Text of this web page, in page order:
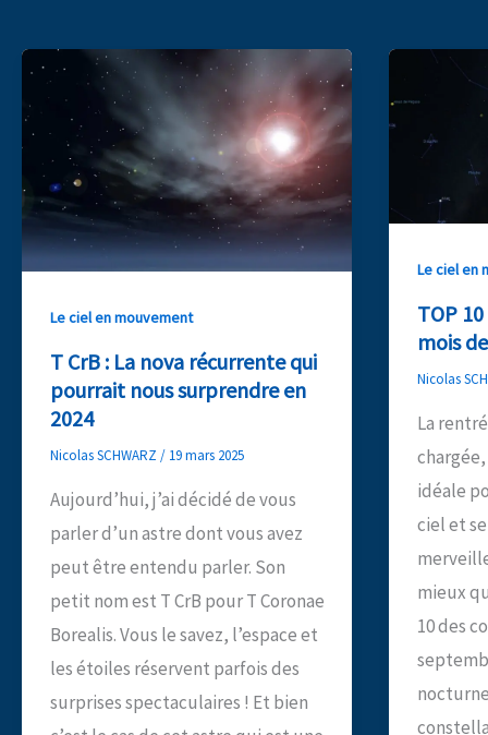
Le ciel en mouvement
T CrB : La nova récurrente qui
pourrait nous surprendre en
2024
Nicolas SCHWARZ / 19 mars 2025
Aujourd’hui, j’ai décidé de vous
parler d’un astre dont vous avez
peut être entendu parler. Son
petit nom est T CrB pour T Coronae
Borealis. Vous le savez, l’espace et
les étoiles réservent parfois des
surprises spectaculaires ! Et bien
Le ciel en
TOP
mois
Nicolas
La
idéale
ciel et
mieux
10 des